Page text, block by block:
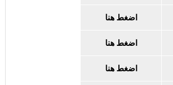
اضغط هنا
اضغط هنا
اضغط هنا